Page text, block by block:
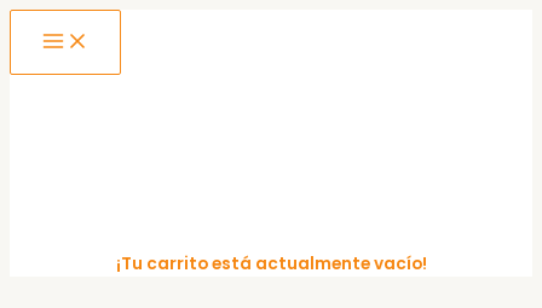
Ir
MENU
¡Tu carrito está actualmente vacío!